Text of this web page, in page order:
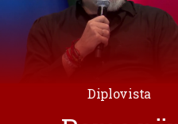
Diplovista